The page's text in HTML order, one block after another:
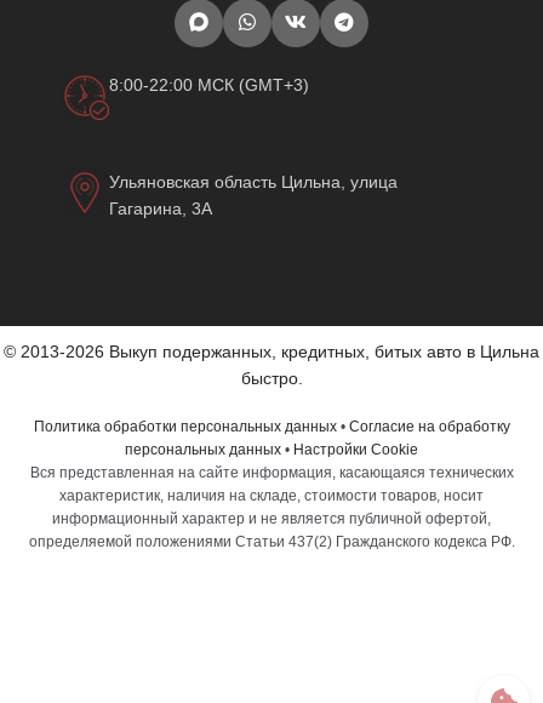
8:00-22:00 МСК (GMT+3)
Ульяновская область Цильна, улица
Гагарина, 3А
© 2013-2026 Выкуп подержанных, кредитных, битых авто в Цильна
быстро.
Политика обработки персональных данных• Согласие на обработку
персональных данных • Настройки Cookie
Вся представленная на сайте информация, касающаяся технических
характеристик, наличия на складе, стоимости товаров, носит
информационный характер и не является публичной офертой,
определяемой положениями Статьи 437(2) Гражданского кодекса РФ.